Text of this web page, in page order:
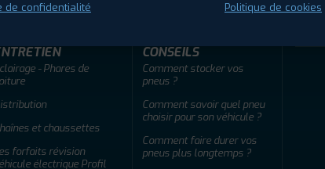
- Phares de
et chaussettes
forfaits révision
électrique Profil
CONSEILS
Comment stocker vos
pneus ?
Comment savoir quel pneu
choisir pour son véhicule ?
Comment faire durer vos
pneus plus longtemps ?
de confidentialité Politique de cookies